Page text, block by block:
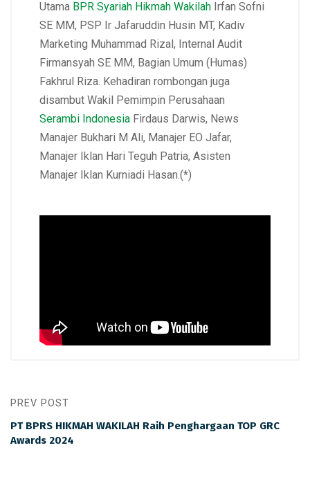
Utama BPR Syariah Hikmah Wakilah Irfan Sofni
SE MM, PSP Ir Jafaruddin Husin MT, Kadiv
Marketing Muhammad Rizal, Internal Audit
Firmansyah SE MM, Bagian Umum (Humas)
Fakhrul Riza. Kehadiran rombongan juga
disambut Wakil Pemimpin Perusahaan
Serambi Indonesia Firdaus Darwis, News
Manajer Bukhari M Ali, Manajer EO Jafar,
Manajer Iklan Hari Teguh Patria, Asisten
Manajer Iklan Kurniadi Hasan.(*)
PREV POST
PT BPRS HIKMAH WAKILAH Raih Penghargaan TOP GRC
Awards 2024